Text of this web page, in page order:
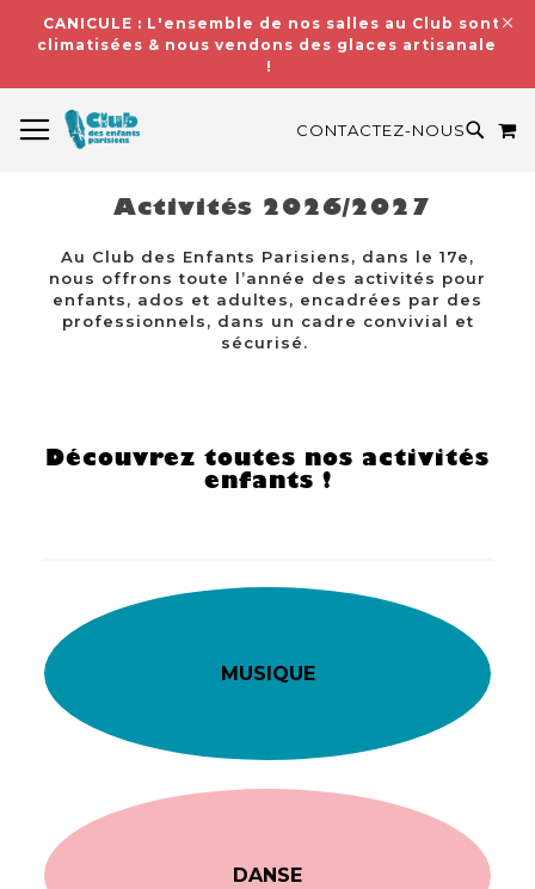
CANICULE : L'ensemble de nos salles au Club sont
climatisées & nous vendons des glaces artisanales
!
CONTACTEZ-NOUS
Activités 2026/2027
Au Club des Enfants Parisiens, dans le 17e,
nous offrons toute l’année des activités pour
enfants, ados et adultes, encadrées par des
professionnels, dans un cadre convivial et
sécurisé.
Découvrez toutes nos activités
enfants !
MUSIQUE
DANSE